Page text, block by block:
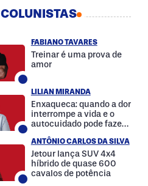
COLUNISTAS
FABIANO TAVARES
Treinar é uma prova de
amor
LILIAN MIRANDA
Enxaqueca: quando a dor
interrompe a vida e o
autocuidado pode fazer
ANTÔNIO CARLOS DA SILVA
Jetour lança SUV 4x4
híbrido de quase 600
cavalos de potência